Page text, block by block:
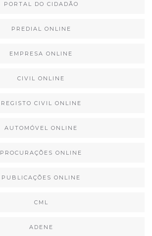
PORTAL DO CIDADÃO
PREDIAL ONLINE
EMPRESA ONLINE
CIVIL ONLINE
REGISTO CIVIL ONLINE
AUTOMÓVEL ONLINE
PROCURAÇÕES ONLINE
PUBLICAÇÕES ONLINE
CML
ADENE